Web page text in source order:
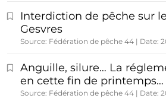
Interdiction de pêche sur
Gesvres
Source: Fédération de pêche 44 Date:
Anguille, silure… La
en cette fin de printemps…
Source: Fédération de pêche 44 Date: